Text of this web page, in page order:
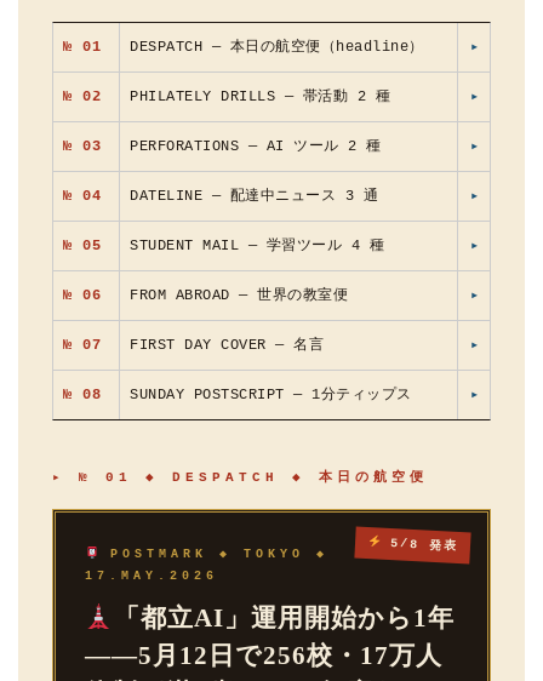
№ 01 DESPATCH — 本日の航空便（headline） ▸
№ 02 PHILATELY DRILLS — 帯活動 2 種 ▸
№ 03 PERFORATIONS — AI ツール 2 種 ▸
№ 04 DATELINE — 配達中ニュース 3 通 ▸
№ 05 STUDENT MAIL — 学習ツール 4 種 ▸
№ 06 FROM ABROAD — 世界の教室便 ▸
№ 07 FIRST DAY COVER — 名言 ▸
№ 08 SUNDAY POSTSCRIPT — 1分ティップス ▸
▸ № 01 ◆ DESPATCH ◆ 本日の航空便
5/8 発表
POSTMARK ◆ TOKYO ◆
17.MAY.2026
「都立AI」運用開始から1年
——5月12日で256校・17万人